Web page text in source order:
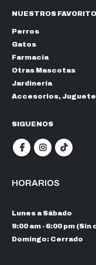
NUESTROS
Perros
Gatos
Farmacia
Otras Mascotas
Jardinería
Accesorios,
SIGUENOS
HORARIOS
Lunes a Sábado
9:00 am - 6:00 pm
Domingo: Cerrado